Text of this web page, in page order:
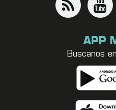
APP
Buscanos